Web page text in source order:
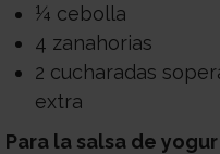
¼ cebolla
4 zanahorias
2 cucharadas
extra
Para la salsa de yogur